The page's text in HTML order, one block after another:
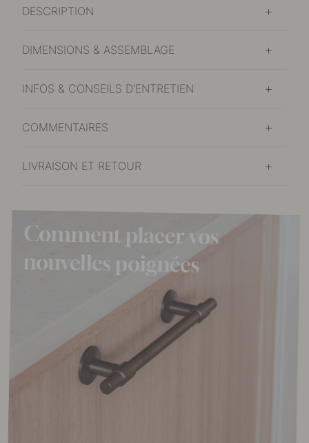
DESCRIPTION
DIMENSIONS & ASSEMBLAGE
INFOS & CONSEILS D'ENTRETIEN
COMMENTAIRES
LIVRAISON ET RETOUR